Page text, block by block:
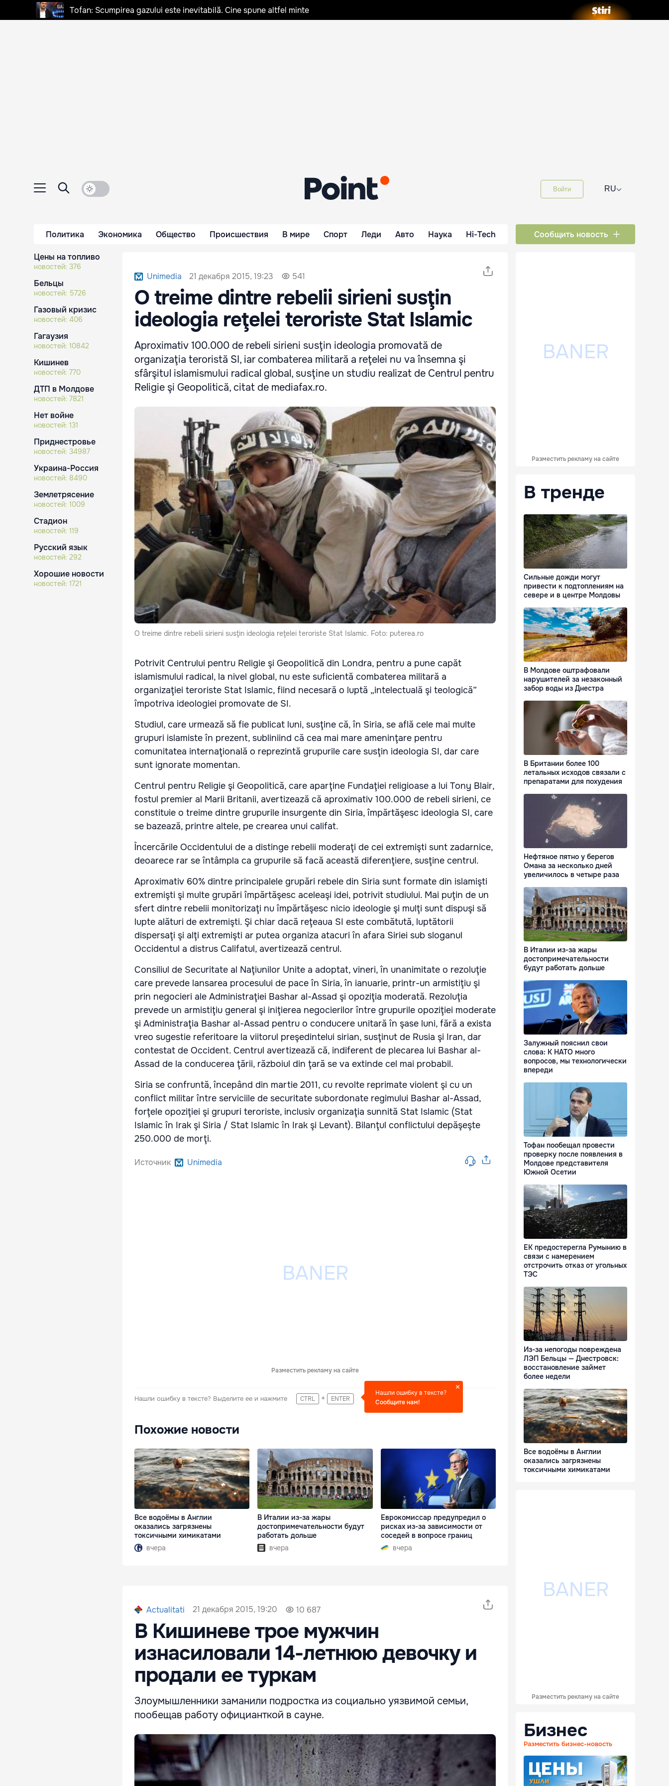
Tofan: Scumpirea gazului este inevitabilă. Cine spune altfel minte
Войти RU⌵
Политика Экономика Общество Происшествия В мире Спорт Леди Авто Наука Hi-Tech Сообщить новость
Цены на топливо
новостей: 376
Бельцы
новостей: 5726
Газовый кризис
новостей: 406
Гагаузия
новостей: 10842
Кишинев
новостей: 770
ДТП в Молдове
новостей: 7821
Нет войне
новостей: 131
Приднестровье
новостей: 34987
Украина-Россия
новостей: 8490
Землетрясение
новостей: 1009
Стадион
новостей: 119
Русский язык
новостей: 292
Хорошие новости
новостей: 1721
Unimedia 21 декабря 2015, 19:23 541
O treime dintre rebelii sirieni susţin
ideologia reţelei teroriste Stat Islamic
Aproximativ 100.000 de rebeli sirieni susţin ideologia promovată de
organizaţia teroristă SI, iar combaterea militară a reţelei nu va însemna şi
sfârşitul islamismului radical global, susţine un studiu realizat de Centrul pentru
Religie şi Geopolitică, citat de mediafax.ro.
O treime dintre rebelii sirieni susţin ideologia reţelei teroriste Stat Islamic. Foto: puterea.ro
Potrivit Centrului pentru Religie şi Geopolitică din Londra, pentru a pune capăt
islamismului radical, la nivel global, nu este suficientă combaterea militară a
organizaţiei teroriste Stat Islamic, fiind necesară o luptă „intelectuală şi teologică”
împotriva ideologiei promovate de SI.
Studiul, care urmează să fie publicat luni, susţine că, în Siria, se află cele mai multe
grupuri islamiste în prezent, subliniind că cea mai mare ameninţare pentru
comunitatea internaţională o reprezintă grupurile care susţin ideologia SI, dar care
sunt ignorate momentan.
Centrul pentru Religie şi Geopolitică, care aparţine Fundaţiei religioase a lui Tony Blair,
fostul premier al Marii Britanii, avertizează că aproximativ 100.000 de rebeli sirieni, ce
constituie o treime dintre grupurile insurgente din Siria, împărtăşesc ideologia SI, care
se bazează, printre altele, pe crearea unui califat.
Încercările Occidentului de a distinge rebelii moderaţi de cei extremişti sunt zadarnice,
deoarece rar se întâmpla ca grupurile să facă această diferenţiere, susţine centrul.
Aproximativ 60% dintre principalele grupări rebele din Siria sunt formate din islamişti
extremişti şi multe grupări împărtăşesc aceleaşi idei, potrivit studiului. Mai puţin de un
sfert dintre rebelii monitorizaţi nu împărtăşesc nicio ideologie şi mulţi sunt dispuşi să
lupte alături de extremişti. Şi chiar dacă reţeaua SI este combătută, luptătorii
dispersaţi şi alţi extremişti ar putea organiza atacuri în afara Siriei sub sloganul
Occidentul a distrus Califatul, avertizează centrul.
Consiliul de Securitate al Naţiunilor Unite a adoptat, vineri, în unanimitate o rezoluţie
care prevede lansarea procesului de pace în Siria, în ianuarie, printr-un armistiţiu şi
prin negocieri ale Administraţiei Bashar al-Assad şi opoziţia moderată. Rezoluţia
prevede un armistiţiu general şi iniţierea negocierilor între grupurile opoziţiei moderate
şi Administraţia Bashar al-Assad pentru o conducere unitară în şase luni, fără a exista
vreo sugestie referitoare la viitorul preşedintelui sirian, susţinut de Rusia şi Iran, dar
contestat de Occident. Centrul avertizează că, indiferent de plecarea lui Bashar al-
Assad de la conducerea ţării, războiul din ţară se va extinde cel mai probabil.
Siria se confruntă, începând din martie 2011, cu revolte reprimate violent şi cu un
conflict militar între serviciile de securitate subordonate regimului Bashar al-Assad,
forţele opoziţiei şi grupuri teroriste, inclusiv organizaţia sunnită Stat Islamic (Stat
Islamic în Irak şi Siria / Stat Islamic în Irak şi Levant). Bilanţul conflictului depăşeşte
250.000 de morţi.
Источник Unimedia
Разместить рекламу на сайте
Нашли ошибку в тексте? Выделите ее и нажмите CTRL + ENTER
Нашли ошибку в тексте?
Сообщите нам!
Похожие новости
Все водоёмы в Англии
оказались загрязнены
токсичными химикатами
вчера
В Италии из-за жары
достопримечательности будут
работать дольше
вчера
Еврокомиссар предупредил о
рисках из-за зависимости от
соседей в вопросе границ
вчера
Actualitati 21 декабря 2015, 19:20 10 687
В Кишиневе трое мужчин
изнасиловали 14-летнюю девочку и
продали ее туркам
Злоумышленники заманили подростка из социально уязвимой семьи,
пообещав работу официанткой в сауне.
Разместить рекламу на сайте
В тренде
Сильные дожди могут
привести к подтоплениям на
севере и в центре Молдовы
В Молдове оштрафовали
нарушителей за незаконный
забор воды из Днестра
В Британии более 100
летальных исходов связали с
препаратами для похудения
Нефтяное пятно у берегов
Омана за несколько дней
увеличилось в четыре раза
В Италии из-за жары
достопримечательности
будут работать дольше
Залужный пояснил свои
слова: К НАТО много
вопросов, мы технологически
впереди
Тофан пообещал провести
проверку после появления в
Молдове представителя
Южной Осетии
ЕК предостерегла Румынию в
связи с намерением
отстрочить отказ от угольных
ТЭС
Из-за непогоды повреждена
ЛЭП Бельцы — Днестровск:
восстановление займет
более недели
Все водоёмы в Англии
оказались загрязнены
токсичными химикатами
Разместить рекламу на сайте
Бизнес
Разместить бизнес-новость